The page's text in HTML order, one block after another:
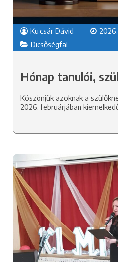
Kulcsár Dávid
Dicsőségfal
Hónap tanulói,
Köszönjük azoknak a
2026. februárjában